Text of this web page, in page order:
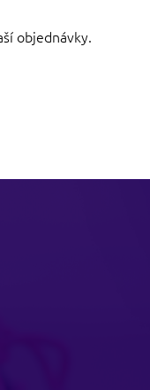
objednávky.